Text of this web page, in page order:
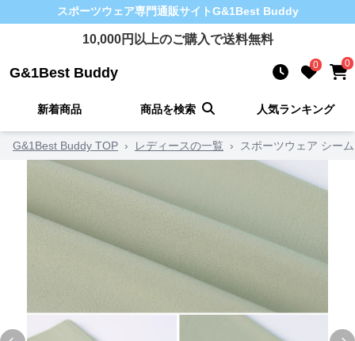
スポーツウェア専門通販サイトG&1Best Buddy
10,000円以上のご購入で送料無料
G&1Best Buddy 0 0
新着商品 商品を検索 人気ランキング
G&1Best Buddy TOP › レディースの一覧 › スポーツウェア シー